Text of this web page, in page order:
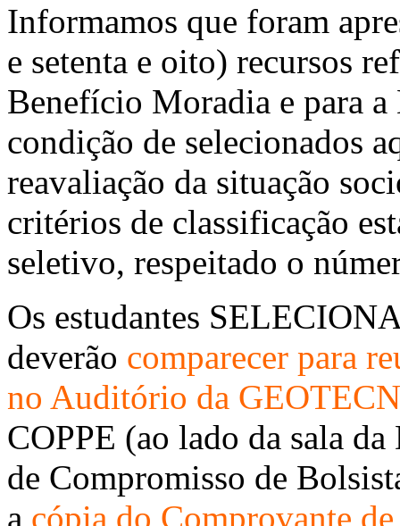
Informamos que foram
e setenta e oito) recursos
Benefício Moradia e para
condição de selecionados
reavaliação da situação
critérios de classificação
seletivo, respeitado o
Os estudantes
deverão comparecer para
no Auditório da
COPPE (ao lado da sala
de Compromisso de
a cópia do Comprovante